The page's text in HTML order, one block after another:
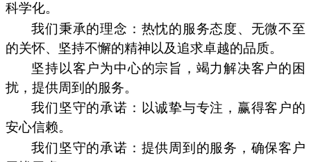
科学化。
我们秉承的理念：热忱的服务态度、无微不至
的关怀、坚持不懈的精神以及追求卓越的品质。
坚持以客户为中心的宗旨，竭力解决客户的困
扰，提供周到的服务。
我们坚守的承诺：以诚挚与专注，赢得客户的
安心信赖。
我们坚守的承诺：提供周到的服务，确保客户